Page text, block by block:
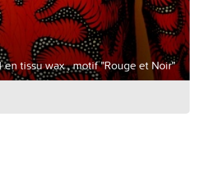
en tissu wax , motif "Rouge et Noir"